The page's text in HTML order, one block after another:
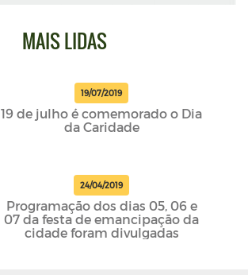
MAIS LIDAS
19/07/2019
19 de julho é comemorado o Dia
da Caridade
24/04/2019
Programação dos dias 05, 06 e
07 da festa de emancipação da
cidade foram divulgadas